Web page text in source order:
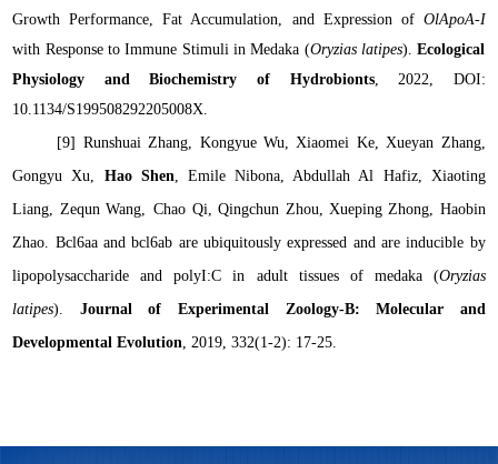
Growth Performance, Fat Accumulation, and Expression of OlApoA-I
with Response to Immune Stimuli in Medaka (Oryzias latipes).Ecological
Physiology and Biochemistry of Hydrobionts, 2022, DOI:
10.1134/S199508292205008X.
[9] Runshuai Zhang, Kongyue Wu, Xiaomei Ke, Xueyan Zhang,
Gongyu Xu, Hao Shen, Emile Nibona, Abdullah Al Hafiz, Xiaoting
Liang, Zequn Wang, Chao Qi, Qingchun Zhou, Xueping Zhong, Haobin
Zhao. Bcl6aa and bcl6ab are ubiquitously expressed and are inducible by
lipopolysaccharide and polyI:C in adult tissues of medaka (Oryzias
latipes). Journal of Experimental Zoology-B: Molecular and
Developmental Evolution, 2019, 332(1-2): 17-25.